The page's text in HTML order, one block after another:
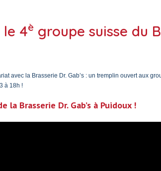
le 4è groupe suisse du
avec la Brasserie Dr. Gab’s : un tremplin ouvert aux
à 18h !
Brasserie Dr. Gab’s à Puidoux !